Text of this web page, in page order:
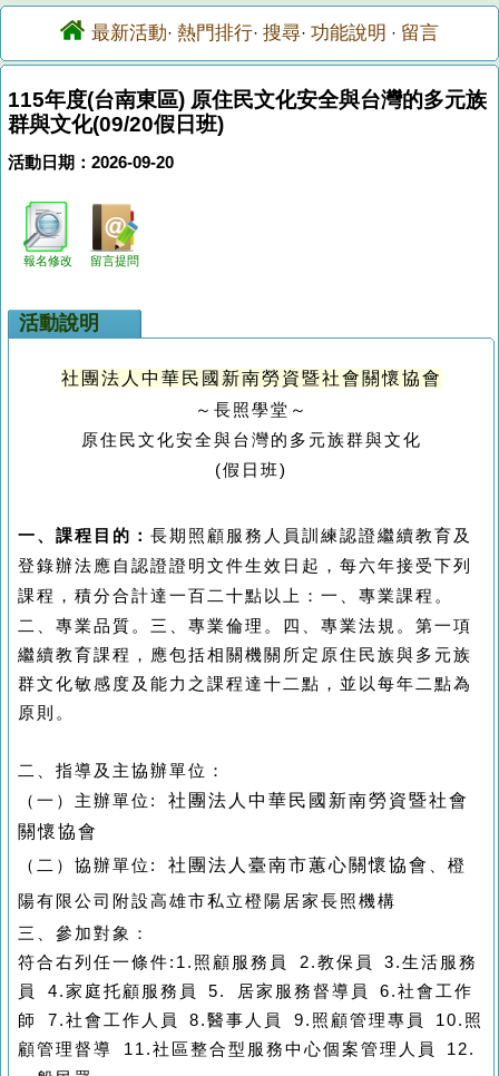
最新活動· 熱門排行· 搜尋· 功能說明 · 留言
115年度(台南東區) 原住民文化安全與台灣的多元族
群與文化(09/20假日班)
活動日期：2026-09-20
報名修改 留言提問
活動說明
社團法人中華民國新南勞資暨社會關懷協會
～長照學堂～
原住民文化安全與台灣的多元族群與文化
(假日班)
一、 課程目的： 長期照顧服務人員訓練認證繼續教育及
登錄辦法應自認證證明文件生效日起，每六年接受下列
課程，積分合計達一百二十點以上：一、專業課程。
二、專業品質。三、專業倫理。四、專業法規。 第一項
繼續教育課程，應包括相關機關所定原住民族與多元族
群文化敏感度及能力之課程達十二點，並以每年二點為
原則。
二、指導及主協辦單位：
（一）主辦單位 : 社團法人中華民國新南勞資暨社會
關懷協會
（二）協辦單位 : 社團法人臺南市蕙心關懷協會
、橙
陽有限公司附設高雄市私立橙陽居家長照機構
三、參加對象：
符合右列任一條件:1. 照顧服務員 2.教保員 3.生活服務
員
4.家庭托顧服務員 5. 居家服務督導員 6.社會工作
師
7.社會工作人員 8.醫事人員 9. 照顧管理專員 10. 照
顧管理督導
11.社區整合型服務中心個案管理人員
12.